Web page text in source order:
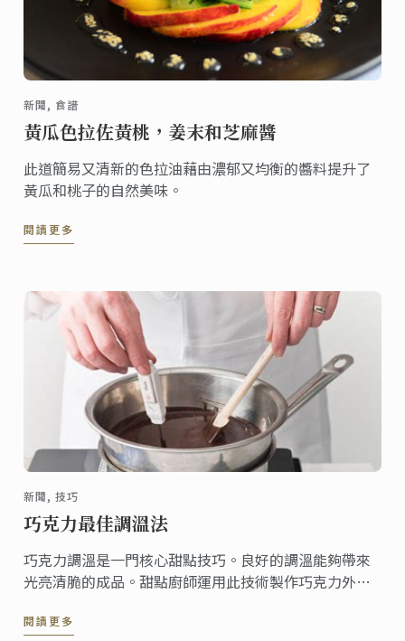
新聞, 食譜
黃瓜色拉佐黃桃，姜末和芝麻醬
此道簡易又清新的色拉油藉由濃郁又均衡的醬料提升了
黃瓜和桃子的自然美味。
閱讀更多
新聞, 技巧
巧克力最佳調溫法
巧克力調溫是一門核心甜點技巧。良好的調溫能夠帶來
光亮清脆的成品。甜點廚師運用此技術製作巧克力外殼
閱讀更多